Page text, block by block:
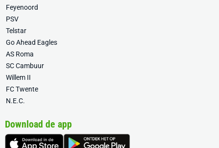
Feyenoord
PSV
Telstar
Go Ahead Eagles
AS Roma
SC Cambuur
Willem II
FC Twente
N.E.C.
Download de app